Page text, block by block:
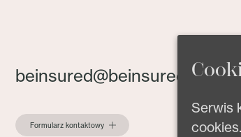
beinsured@beinsured.pl
Formularz kontaktowy
Serwis